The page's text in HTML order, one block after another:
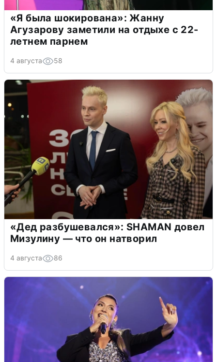
«Я была шокирована»: Жанну
Агузарову заметили на отдыхе с 22-
летнем парнем
4 августа 58
«Дед разбушевался»: SHAMAN довел
Мизулину — что он натворил
4 августа 86